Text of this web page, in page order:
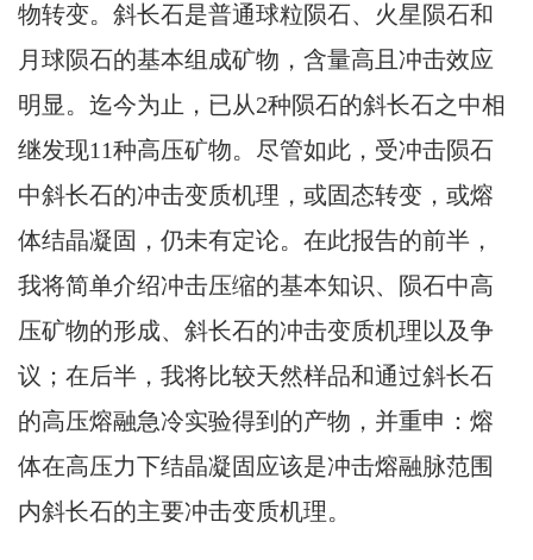
物转变。斜长石是普通球粒陨石、火星陨石和
月球陨石的基本组成矿物，含量高且冲击效应
明显。迄今为止，已从2种陨石的斜长石之中相
继发现11种高压矿物。尽管如此，受冲击陨石
中斜长石的冲击变质机理，或固态转变，或熔
体结晶凝固，仍未有定论。在此报告的前半，
我将简单介绍冲击压缩的基本知识、陨石中高
压矿物的形成、斜长石的冲击变质机理以及争
议；在后半，我将比较天然样品和通过斜长石
的高压熔融急冷实验得到的产物，并重申：熔
体在高压力下结晶凝固应该是冲击熔融脉范围
内斜长石的主要冲击变质机理。